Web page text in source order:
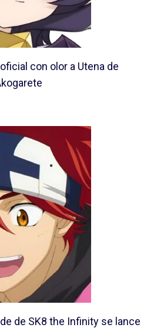
con olor a Utena de
de SK8 the Infinity se lance